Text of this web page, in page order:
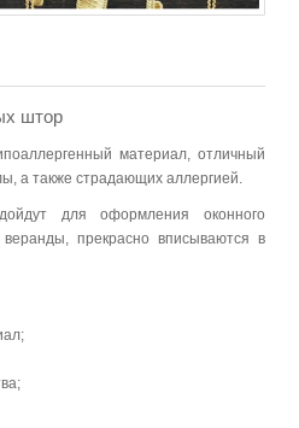
штор
материал, отличный
а также страдающих аллергией.
для оформления оконного
прекрасно вписываются в